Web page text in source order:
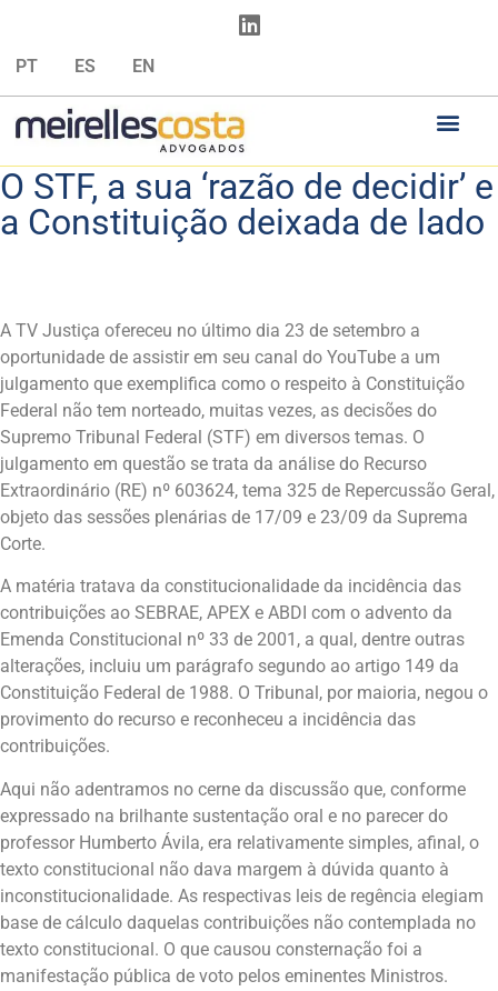
PT ES EN
O STF, a sua ‘razão de decidir’ e
a Constituição deixada de lado
A TV Justiça ofereceu no último dia 23 de setembro a
oportunidade de assistir em seu canal do YouTube a um
julgamento que exemplifica como o respeito à Constituição
Federal não tem norteado, muitas vezes, as decisões do
Supremo Tribunal Federal (STF) em diversos temas. O
julgamento em questão se trata da análise do Recurso
Extraordinário (RE) nº 603624, tema 325 de Repercussão Geral,
objeto das sessões plenárias de 17/09 e 23/09 da Suprema
Corte.
A matéria tratava da constitucionalidade da incidência das
contribuições ao SEBRAE, APEX e ABDI com o advento da
Emenda Constitucional nº 33 de 2001, a qual, dentre outras
alterações, incluiu um parágrafo segundo ao artigo 149 da
Constituição Federal de 1988. O Tribunal, por maioria, negou o
provimento do recurso e reconheceu a incidência das
contribuições.
Aqui não adentramos no cerne da discussão que, conforme
expressado na brilhante sustentação oral e no parecer do
professor Humberto Ávila, era relativamente simples, afinal, o
texto constitucional não dava margem à dúvida quanto à
inconstitucionalidade. As respectivas leis de regência elegiam
base de cálculo daquelas contribuições não contemplada no
texto constitucional. O que causou consternação foi a
manifestação pública de voto pelos eminentes Ministros.